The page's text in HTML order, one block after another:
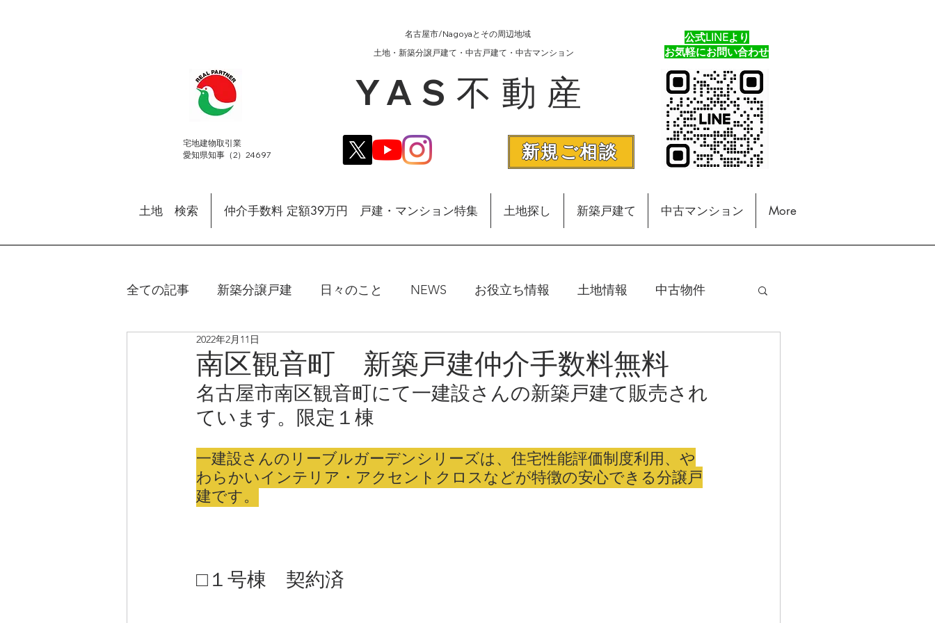
​宅地建物取引業
愛知県知事（2）24697
名古屋市/Nagoyaとその周辺地域
​土地・新築分譲戸建て・中古戸建て・中古マンション
公式LINEより
​お気軽にお問い合わせ
YAS不動産
新規ご相談
土地 検索 仲介手数料 定額39万円 戸建・マンション特集 土地探し 新築戸建て 中古マンション More
全ての記事 新築分譲戸建 日々のこと NEWS お役立ち情報 土地情報 中古物件
リノベ中古戸建・マンション
南区観音町 新築戸建仲介手数料無料
2022年2月11日
名古屋市南区観音町にて一建設さんの新築戸建て販売され
ています。限定１棟
一建設さんのリーブルガーデンシリーズは、住宅性能評価制度利用、や
わらかいインテリア・アクセントクロスなどが特徴の安心できる分譲戸
建です。
□１号棟　契約済